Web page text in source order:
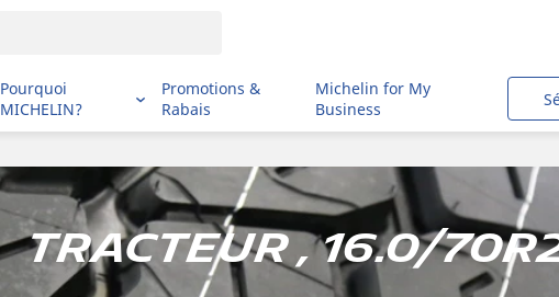
Pourquoi
MICHELIN?
Promotions &
Rabais
Michelin for My
Business
Tracteur , 16.0/